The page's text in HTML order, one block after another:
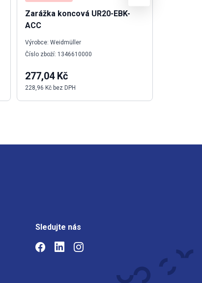
Zarážka koncová UR20-EBK-
ACC
Výrobce: Weidmüller
Číslo zboží: 1346610000
277,04 Kč
228,96 Kč bez DPH
Sledujte nás